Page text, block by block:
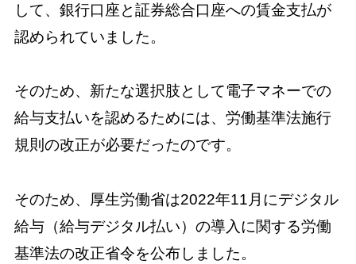
して、銀行口座と証券総合口座への賃金支払が
認められていました。
そのため、新たな選択肢として電子マネーでの
給与支払いを認めるためには、労働基準法施行
規則の改正が必要だったのです。
そのため、厚生労働省は2022年11月にデジタル
給与（給与デジタル払い）の導入に関する労働
基準法の改正省令を公布しました。